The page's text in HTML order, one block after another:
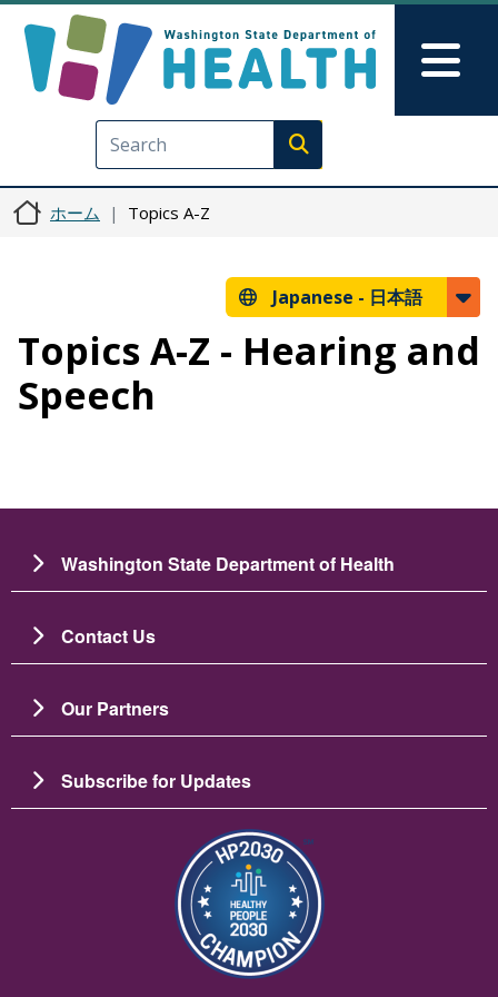
Execute search
ホーム Topics A-Z
Japanese - 日本語
Topics A-Z - Hearing and
Speech
Washington State Department of Health
Contact Us
Our Partners
Subscribe for Updates
画像